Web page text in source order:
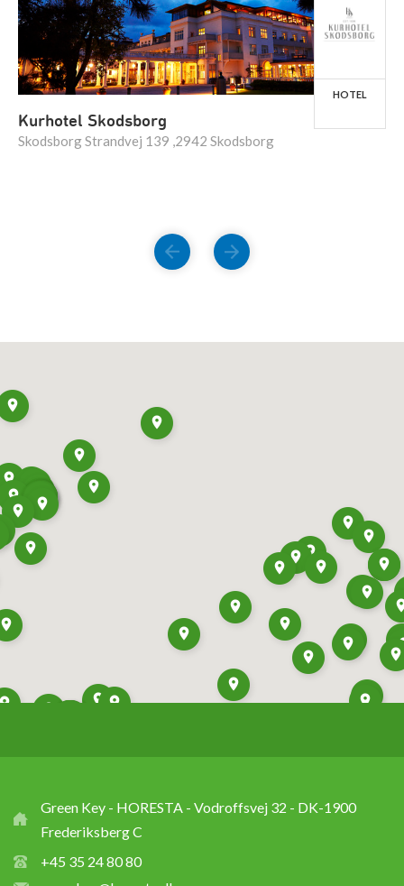
Kurhotel Skodsborg
Skodsborg Strandvej 139 ,2942 Skodsborg
HOTEL
FORRIGE NÆSTE
Green Key - HORESTA - Vodroffsvej 32 - DK-1900
Frederiksberg C
+45 35 24 80 80